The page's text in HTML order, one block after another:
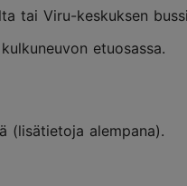
tai Viru-keskuksen
etuosassa.
(lisätietoja alempana).